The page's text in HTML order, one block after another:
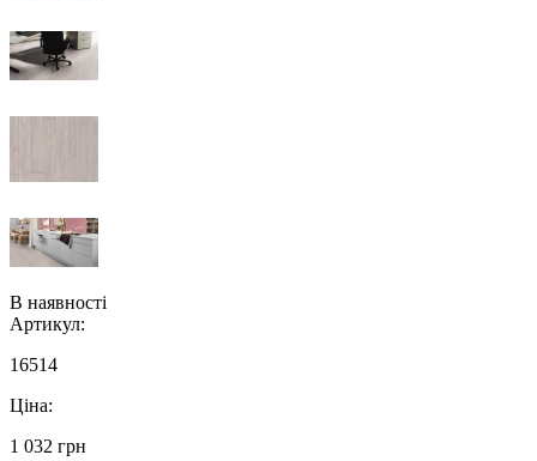
В наявності
Артикул:
16514
Ціна:
1 032 грн